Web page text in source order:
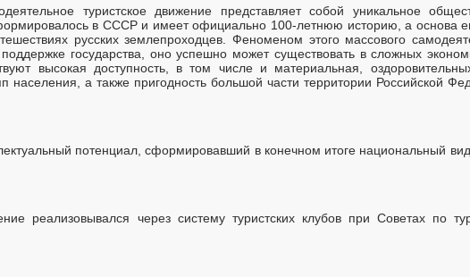
туристское движение представляет собой уникальное
в СССР и имеет официально 100-летнюю историю, а основа
русских землепроходцев. Феноменом этого массового
государства, оно успешно может существовать в сложных
высокая доступность, в том числе и материальная,
населения, а также пригодность большой части территории Российской
потенциал, сформировавший в конечном итоге национальный
реализовывался через систему туристских клубов при Советах по